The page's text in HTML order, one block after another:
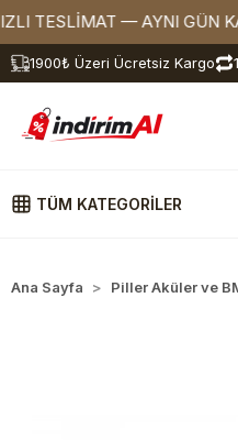
— AYNI GÜN
1900₺ Üzeri Ücretsiz Kargo
TÜM KATEGORİLER
Ana Sayfa Piller Aküler ve